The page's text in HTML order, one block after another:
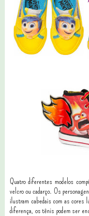
Quatro diferentes modelos
velcro ou cadarço. Os
ilustram cabedais com as cores
diferença, os tênis podem ser